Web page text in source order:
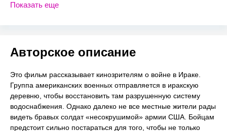
Показать еще
Авторское описание
Это фильм рассказывает кинозрителям о войне в Ираке.
Группа американских военных отправляется в иракскую
деревню, чтобы восстановить там разрушенную систему
водоснабжения. Однако далеко не все местные жители рады
видеть бравых солдат «несокрушимой» армии США. Бойцам
предстоит сильно постараться для того, чтобы не только